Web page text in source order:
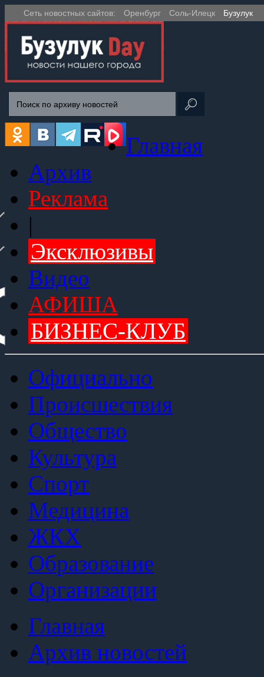
Сеть новостных сайтов: Оренбург Соль-Илецк Бузулук
Главная
Архив
Реклама
|
Эксклюзивы
Видео
АФИША
БИЗНЕС-КЛУБ
Официально
Происшествия
Общество
Культура
Спорт
Медицина
ЖКХ
Образование
Организации
Главная
Архив новостей